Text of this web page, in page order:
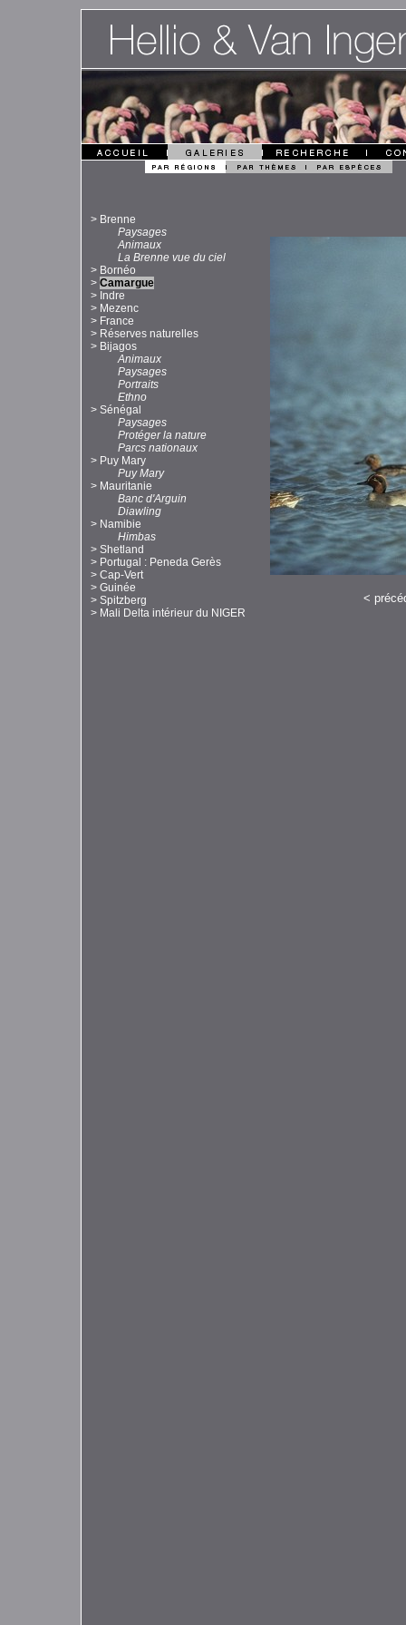
> Brenne
Paysages
Animaux
La Brenne vue du ciel
> Bornéo
> Camargue
> Indre
> Mezenc
> France
> Réserves naturelles
> Bijagos
Animaux
Paysages
Portraits
Ethno
> Sénégal
Paysages
Protéger la nature
Parcs nationaux
> Puy Mary
Puy Mary
> Mauritanie
Banc d'Arguin
Diawling
> Namibie
Himbas
> Shetland
> Portugal : Peneda Gerès
> Cap-Vert
> Guinée
> Spitzberg
> Mali Delta intérieur du NIGER
<